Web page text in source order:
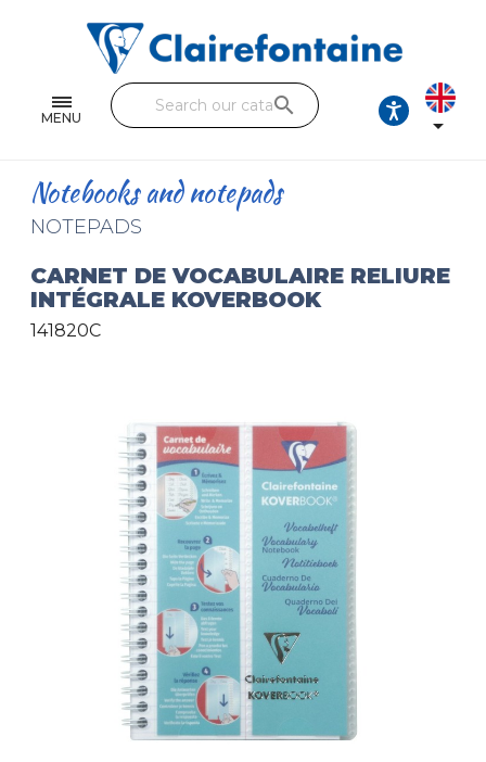
MENU
Single and double sheets
Fine arts
Handicraft
Pencil cases & Leather goods
search

Notebooks and notepads
NOTEPADS
CARNET DE VOCABULAIRE RELIURE
INTÉGRALE KOVERBOOK
141820C